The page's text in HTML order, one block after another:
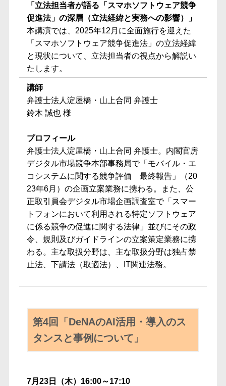
「立法担当者が語る「スマホソフトウェア競争
促進法」の深層（立法経緯と実務への影響）」
本講演では、2025年12月に全面施行を迎えた
「スマホソフトウェア競争促進法」の立法経緯
と現状について、立法担当者の視点から解説い
たします。
講師
弁護士法人淀屋橋・山上合同 弁護士
鈴木 誠也 様
プロフィール
弁護士法人淀屋橋・山上合同 弁護士。内閣官房
デジタル市場競争本部事務局で「モバイル・エ
コシステムに関する競争評価 最終報告」（20
23年6月）の企画立案業務に携わる。また、公
正取引員会デジタル市場企画調査室で「スマー
トフォンにおいて利用される特定ソフトウェア
に係る競争の促進に関する法律」並びにその政
令、規則及びガイドラインの立案策定業務に携
わる。主な取扱分野は、主な取扱分野は独占禁
止法、下請法（取適法）、IT関連法務。
第4回「DeNAのAI活用・導入のス
タンスと事例について」
7月23日（木）16:00～17:10